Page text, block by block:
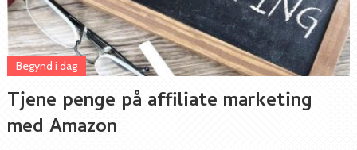
Tjene penge på affiliate marketing
med Amazon
Begynd i dag